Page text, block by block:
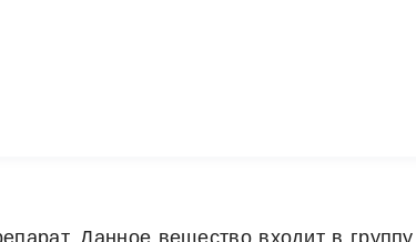
Данное вещество входит в